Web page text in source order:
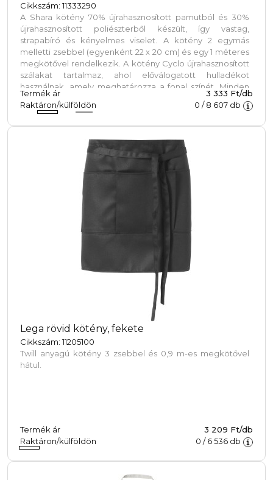
Cikkszám: 11333290
A Shara kötény 70% újrahasznosított pamutból és 30%
újrahasznosított poliészterből készült, így vastag,
strapabíró és kényelmes viselet. A kötény 2 egymás
melletti zsebbel (egyenként 22 x 20 cm) és egy 1 méteres
megkötővel rendelkezik. A kötény Cyclo újrahasznosított
szálakat tartalmaz, ahol előválogatott hulladékot
használnak, amely meghatározza a fonal színét. Minden
kötényhez egy Aware nyomjelző is tartozik. Ez az
innovatív funkció lehetővé teszi a felhasználók számára,
átláthatóságát és elősegítve a termék és a gyártási
folyamat közötti szorosabb kapcsolatot.
Termék ár
3 333 Ft/db
Raktáron/külföldön
0 /8 607 db
Lega rövid kötény, fekete
Cikkszám: 11205100
Twill anyagú kötény 3 zsebbel és 0,9 m-es megkötővel
hátul.
Termék ár
3 209 Ft/db
Raktáron/külföldön
0 /6 536 db